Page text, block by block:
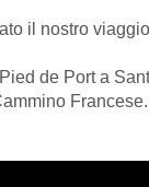
il nostro
de Port a